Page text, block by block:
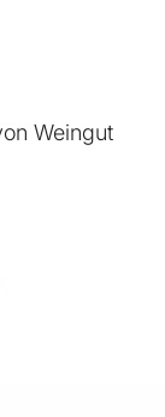
Weingut